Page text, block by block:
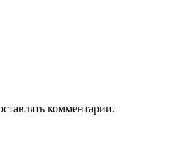
комментарии.